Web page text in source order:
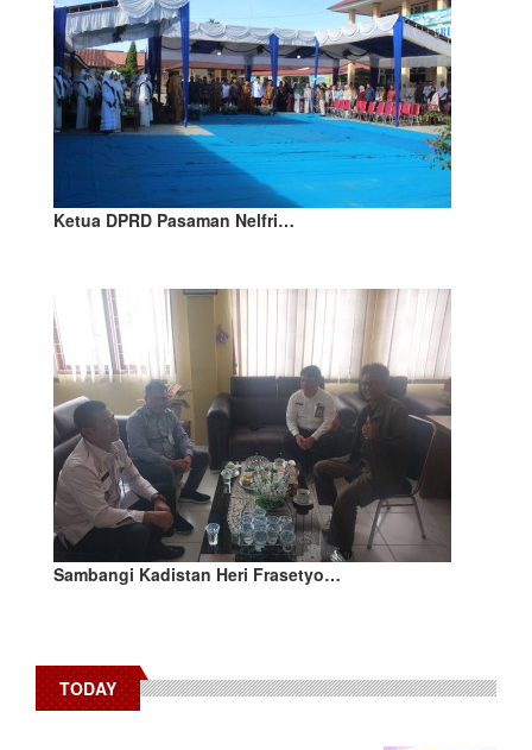
Ketua DPRD Pasaman Nelfri…
Sambangi Kadistan Heri Frasetyo…
TODAY